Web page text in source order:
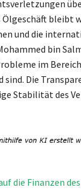
Ölgeschäft bleibt
und die
bin
im
sind. Die
Stabilität des
die Finanzen